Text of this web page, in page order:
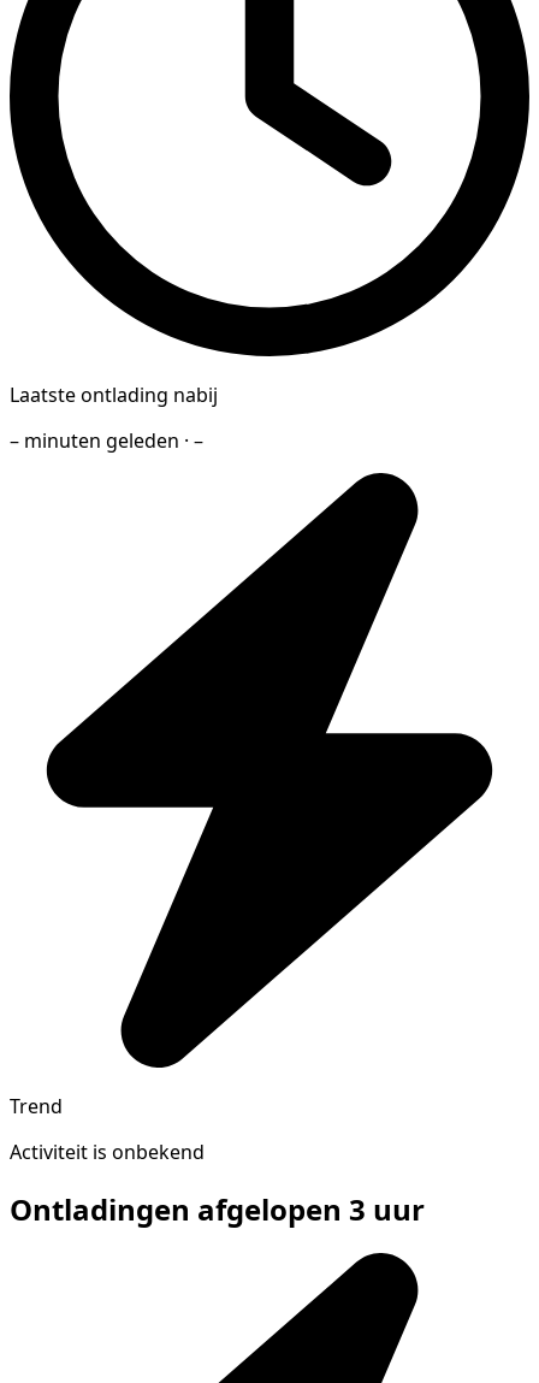
Laatste ontlading nabij
– minuten geleden · –
Trend
Activiteit is onbekend
Ontladingen afgelopen 3 uur